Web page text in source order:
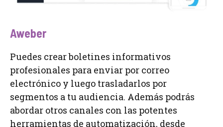
Aweber
Puedes crear boletines informativos
profesionales para enviar por correo
electrónico y luego trasladarlos por
segmentos a tu audiencia. Además podrás
abordar otros canales con las potentes
herramientas de automatización, desde